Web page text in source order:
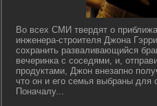
Во всех СМИ твердят о
инженера-строителя Джона
сохранить разваливающийся
вечеринка с соседями, и,
продуктами, Джон внезапно
что он и его семья выбраны для
Поначалу...